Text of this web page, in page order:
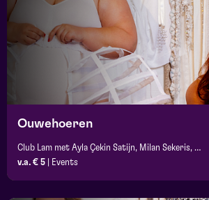
Ouwehoeren
Club Lam met Ayla Çekin Satijn, Milan Sekeris, e.a.
v.a. € 5
Events